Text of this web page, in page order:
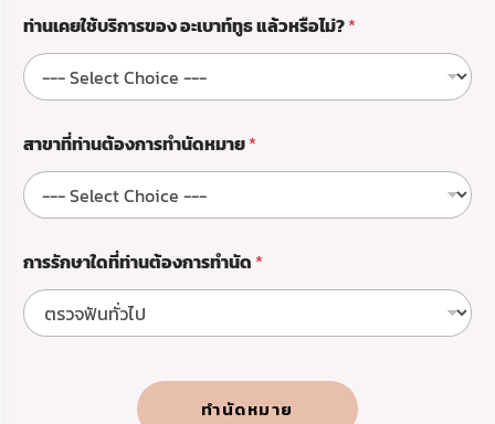
ห
ม
ย
แ
ว
ห
รื
อ
?
ะ
เ
ท่านเคยใช้บริการของ อะเบาท์ทูธ แล้วหรือไม่?*
สาขาที่ท่านต้องการทำนัดหมาย*
การรักษาใดที่ท่านต้องการทำนัด *
ทำนัดหมาย